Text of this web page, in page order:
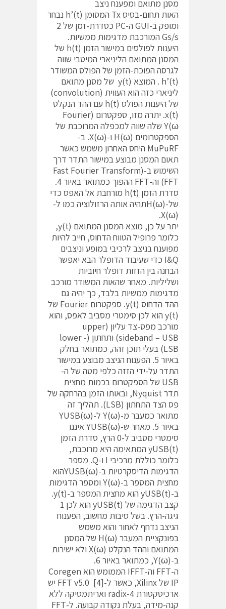
מסנן מתואם ומפענח ניצב
האות תחום-בסיס Tx המסומן (h’(t נבחר
ומופק ב-GUI ה-PC כסדרת-זמן של 2
Gs/s המורכבת מדגימות ממשיות.
היענות לפולסים במישור הזמן (h(t של
המסנן המתואם הליניארי המיטבי שווה
לגרסה הפוכת-הזמן של הפולס המשודר
(h’(t . המוצא (y(t של מסנן מתואם
ליניארי כזה הוא העווית (convolution)
של היענות הפולס (h(t עם ההד הנקלט
(x(t. יתרה מזו, ספקטרום (Fourier
Y(ω שלה שווה למכפלה המרוכבת של
הספקטרומים (H(ω ו-(X(ω. ב-
MuPuRF היחס האחרון משמש כאשר
תאום המסנן מבוצע במישור התדר דרך
השימוש ב-(Fast Fourier Transform
(FFT וה-FFT ההפוך כמתואר באיור 4.
סדרת הזמן (h(t מורחבת אל האפס כדי
של-(H(ωתהיה אותה הרזולוציה כמו ל-
(X(ω.
יתר על כן, מוצא המסנן המתואם (y(t,
כלומר פרופיל הטווח הדחוס, חייב להיות
מפוענח בניצב לרכיבי במופע וניצבים
I&Q כדי שעיבוד הדופלר הבא יאפשר
הבחנה בין הזזות דופלר חיוביות
ושליליות. מאחר שהאות המשודר מורכב
מדגימות ממשיות בלבד, כך יהיה גם
ההד הדחוס (y(t. ספקטרום Fourier של
(y(t הוא לכן סימטרי מסביב לאפס, והוא
מורכב מפס-צד עליון (upper
sideband – USB) ותחתון (lower -
LSB) בעלי תוכן זהה, כמתואר בחלק
באיור 5. הפענוח הניצב מבוצע במישור
התדר על-ידי הזזה כלפי מטה של ה-
USB של הספקטרום בכמות מחצית
תדר Nyquist, ובאותו הזמן בהרחקה של
פס הצד התחתון (LSB). תהליך זה
מתואר כמעבר מ-(Y(ω ל-(YUSB(ω
באיור 5. מאחר ש-(YUSB(ω איננו
סימטרי מסביב ל-0 הרץ, סדרת הזמן
(yUSB(t המתאימה היא מרוכבת,
כלומר כוללת מרכיבי I ו-Q. מספר
הדגימות הדיסקרטיות ב-(YUSB(ωהוא
מחצית המספר ב-(Y(ω ומספר הדגימות
ב-(yUSB(t הוא מחצית המספר ב-(y(t.
קצב הדגימה של (yUSB(t הוא לכן 1
גיגה-הרץ. בשל סיבות מחשוב, הפענוח
הניצב נדחף לאחור והוא משמש
בפונקציית המעבר (H(ω של המסנן
המתואם וההד הנקלט X(ω) ולא ישירות
ב-(Y(ω, כמתואר באיור 6.
ה-FFT וה-IFFT הממומש הוא Coregen
IP של Xilinx, כאשר ל-[FFT v5.0 [4 יש
ארכיטקטורת radix-4 ואריתמטיקה ללא
קנה-מידה, בעלת נקודה קבועה. ל-FFT